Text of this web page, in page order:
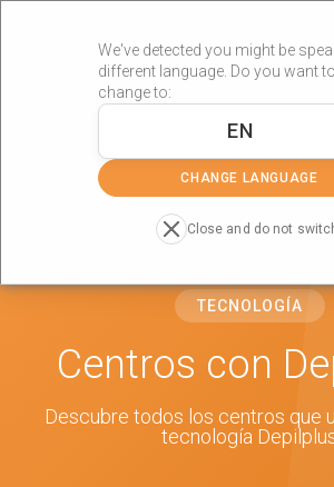
We've detected you might be
different language. Do you want to
change to:
EN
CHANGE LANGUAGE
Close and do not
»
TECNOLOGÍA
Centros con
Descubre todos los centros que
tecnología